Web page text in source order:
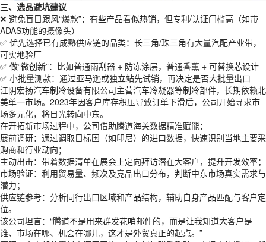
三、选品避坑建议
❌ 避免盲目跟风“爆款”：有些产品看似热销，但专利/认证门槛高（如带
ADAS功能的摄像头）
✅ 优先选择已有成熟供应链的品类：长三角/珠三角有大量汽配产业带，
可实地验厂
✅ 做“微创新”：比如普通雨刮器 + 防冻涂层，普通香薰 + 可替换芯设计
✅ 小批量测款：通过亚马逊或独立站先试销，再决定是否大批量出口
江阴宏扬汽车制冷设备有限公司主营汽车冷凝器等制冷部件，长期依赖北
美单一市场。2023年因客户库存积压导致订单下滑后，公司开始寻求市
场多元化，将目光转向中东。
在开拓新市场过程中，公司借助腾道海关数据精准赋能：
展前调研：通过调取目标国（如印尼）的进口数据，快速识别当地主要采
购商和行业动向；
主动出击：带着数据清单在展会上定向拜访潜在大客户，提升开发效率；
市场验证：利用贸易量、频次及竞品出口分布，判断中东市场真实需求与
潜力；
供应链参考：分析同行出口区域和产品结构，辅助自身产品匹配与客户定
位。
该公司坦言：“腾道不是用来群发花哨邮件的，而是让我知道大客户是
谁、市场在哪、机会在哪儿，这才是外贸真正的起点。”